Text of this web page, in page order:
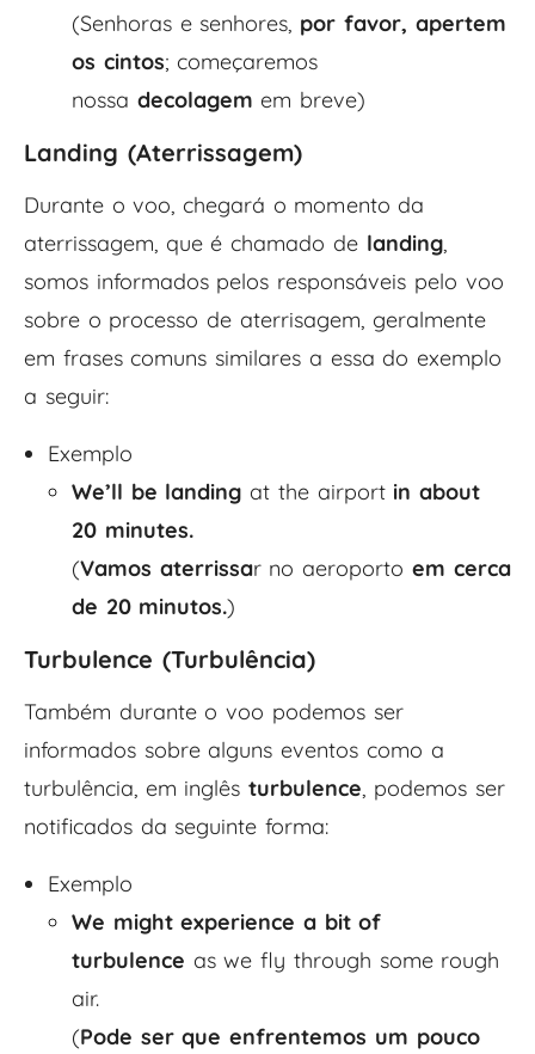
(Senhoras e senhores, por favor, apertem
os cintos; começaremos
nossa decolagem em breve)
Landing (Aterrissagem)
Durante o voo, chegará o momento da
aterrissagem, que é chamado de landing,
somos informados pelos responsáveis pelo voo
sobre o processo de aterrisagem, geralmente
em frases comuns similares a essa do exemplo
a seguir:
Exemplo
We’ll be landing at the airport in about
20 minutes.
(Vamos aterrissar no aeroporto em cerca
de 20 minutos.)
Turbulence (Turbulência)
Também durante o voo podemos ser
informados sobre alguns eventos como a
turbulência, em inglêsturbulence, podemos ser
notificados da seguinte forma:
Exemplo
We might experience a bit of
turbulence as we fly through some rough
air.
(Pode ser que enfrentemos um pouco